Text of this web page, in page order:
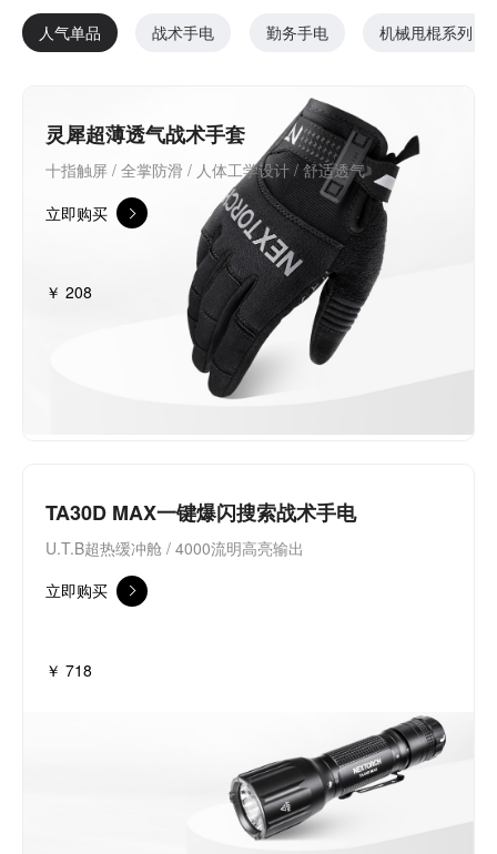
人气单品 战术手电 勤务手电 机械甩棍系列
灵犀超薄透气战术手套
十指触屏 / 全掌防滑 / 人体工学设计 / 舒适透气
立即购买
￥ 208
TA30D MAX一键爆闪搜索战术手电
U.T.B超热缓冲舱 / 4000流明高亮输出
立即购买
￥ 718